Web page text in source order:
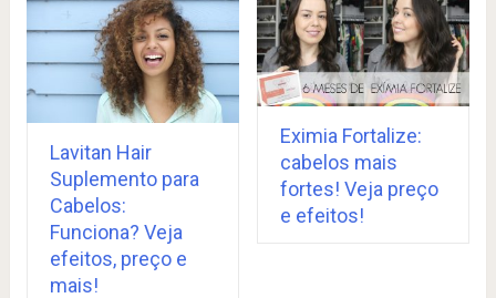
Lavitan Hair
Suplemento para
Cabelos:
Funciona? Veja
efeitos, preço e
mais!
Eximia Fortalize:
cabelos mais
fortes! Veja preço
e efeitos!